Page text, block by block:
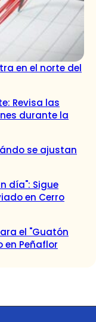
en el norte del
Revisa las
durante la
se ajustan
día": Sigue
en Cerro
el "Guatón
en Peñaflor